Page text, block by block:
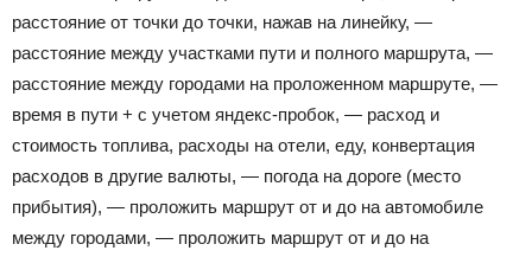
расстояние от точки до точки, нажав на линейку, —
расстояние между участками пути и полного маршрута, —
расстояние между городами на проложенном маршруте, —
время в пути + с учетом яндекс-пробок, — расход и
стоимость топлива, расходы на отели, еду, конвертация
расходов в другие валюты, — погода на дороге (место
прибытия), — проложить маршрут от и до на автомобиле
между городами, — проложить маршрут от и до на